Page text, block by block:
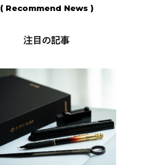
( Recommend News )
注目の記事